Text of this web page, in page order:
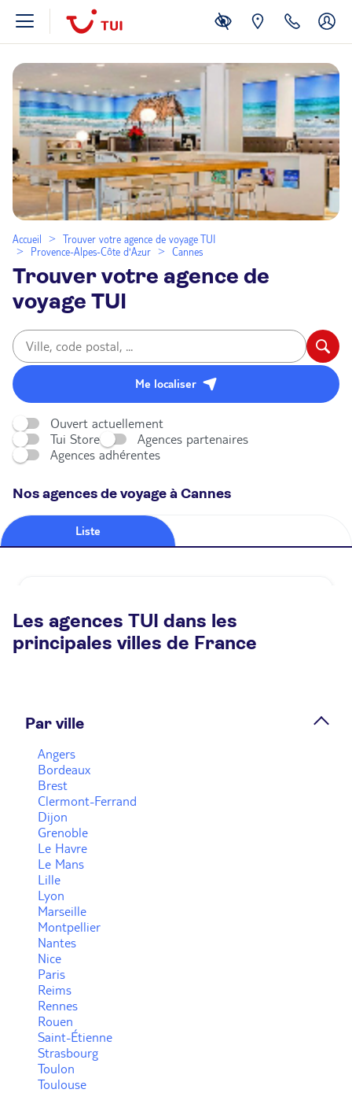
Accueil
Trouver votre agence de voyage TUI
Provence-Alpes-Côte d'Azur
Cannes
Trouver votre agence de
voyage TUI
Me localiser
Ouvert actuellement
Tui Store
Agences partenaires
Agences adhérentes
Nos agences de voyage à Cannes
Liste
Carte
Fermé.Ouvre à 09:00
19 boulevard De La République 06400 Cannes
Les agences TUI dans les
principales villes de France
Par ville
Angers
Bordeaux
Brest
Clermont-Ferrand
Dijon
Grenoble
Le Havre
Le Mans
Lille
Lyon
Marseille
Montpellier
Nantes
Nice
Paris
Reims
Rennes
Rouen
Saint-Étienne
Strasbourg
Toulon
Toulouse